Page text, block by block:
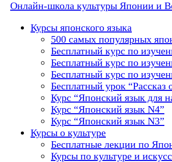
Онлайн-школа культуры Японии и
Курсы японского языка
500 самых популярных
Бесплатный курс по
Бесплатный курс по
Бесплатный курс по
Бесплатный урок “Рассказ
Курс “Японский язык для
Курс “Японский язык N4”
Курс “Японский язык N3”
Курсы о культуре
Бесплатные лекции по
Курсы по культуре и